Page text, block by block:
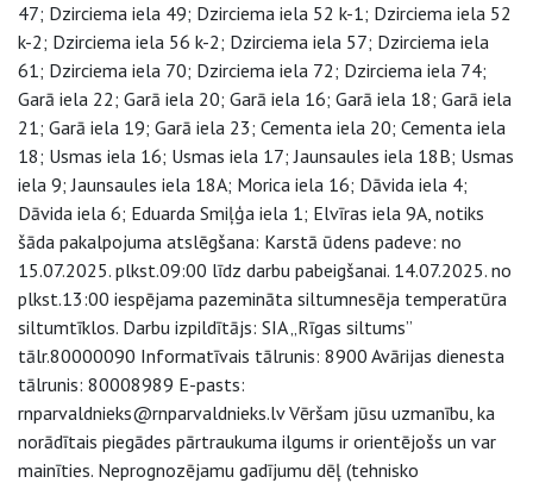
47; Dzirciema iela 49; Dzirciema iela 52 k-1; Dzirciema iela 52
k-2; Dzirciema iela 56 k-2; Dzirciema iela 57; Dzirciema iela
61; Dzirciema iela 70; Dzirciema iela 72; Dzirciema iela 74;
Garā iela 22; Garā iela 20; Garā iela 16; Garā iela 18; Garā iela
21; Garā iela 19; Garā iela 23; Cementa iela 20; Cementa iela
18; Usmas iela 16; Usmas iela 17; Jaunsaules iela 18B; Usmas
iela 9; Jaunsaules iela 18A; Morica iela 16; Dāvida iela 4;
Dāvida iela 6; Eduarda Smiļģa iela 1; Elvīras iela 9A, notiks
šāda pakalpojuma atslēgšana: Karstā ūdens padeve: no
15.07.2025. plkst.09:00 līdz darbu pabeigšanai. 14.07.2025. no
plkst.13:00 iespējama pazemināta siltumnesēja temperatūra
siltumtīklos. Darbu izpildītājs: SIA „Rīgas siltums”
tālr.80000090 Informatīvais tālrunis: 8900 Avārijas dienesta
tālrunis: 80008989 E-pasts:
rnparvaldnieks@rnparvaldnieks.lv Vēršam jūsu uzmanību, ka
norādītais piegādes pārtraukuma ilgums ir orientējošs un var
mainīties. Neprognozējamu gadījumu dēļ (tehnisko